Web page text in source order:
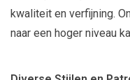
kwaliteit en verfijning.
naar een hoger niveau